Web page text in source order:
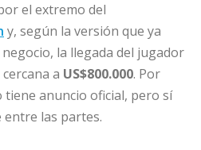
el extremo del
y, según la versión que ya
la llegada del jugador
a US$800.000. Por
anuncio oficial, pero sí
entre las partes.